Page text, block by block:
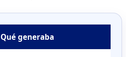
Qué generaba